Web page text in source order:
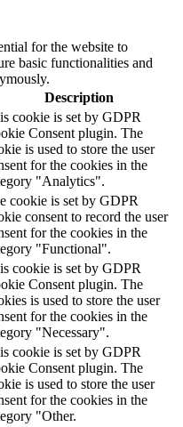
for the website to
basic functionalities and
Description
cookie is set by GDPR
Consent plugin. The
is used to store the user
for the cookies in the
"Analytics".
cookie is set by GDPR
consent to record the user
for the cookies in the
"Functional".
cookie is set by GDPR
Consent plugin. The
is used to store the user
for the cookies in the
"Necessary".
cookie is set by GDPR
Consent plugin. The
is used to store the user
for the cookies in the
"Other.